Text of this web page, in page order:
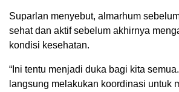
Suparlan menyebut, almarhum
sehat dan aktif sebelum akhirnya
kondisi kesehatan.
“Ini tentu menjadi duka bagi kita
langsung melakukan koordinasi untuk